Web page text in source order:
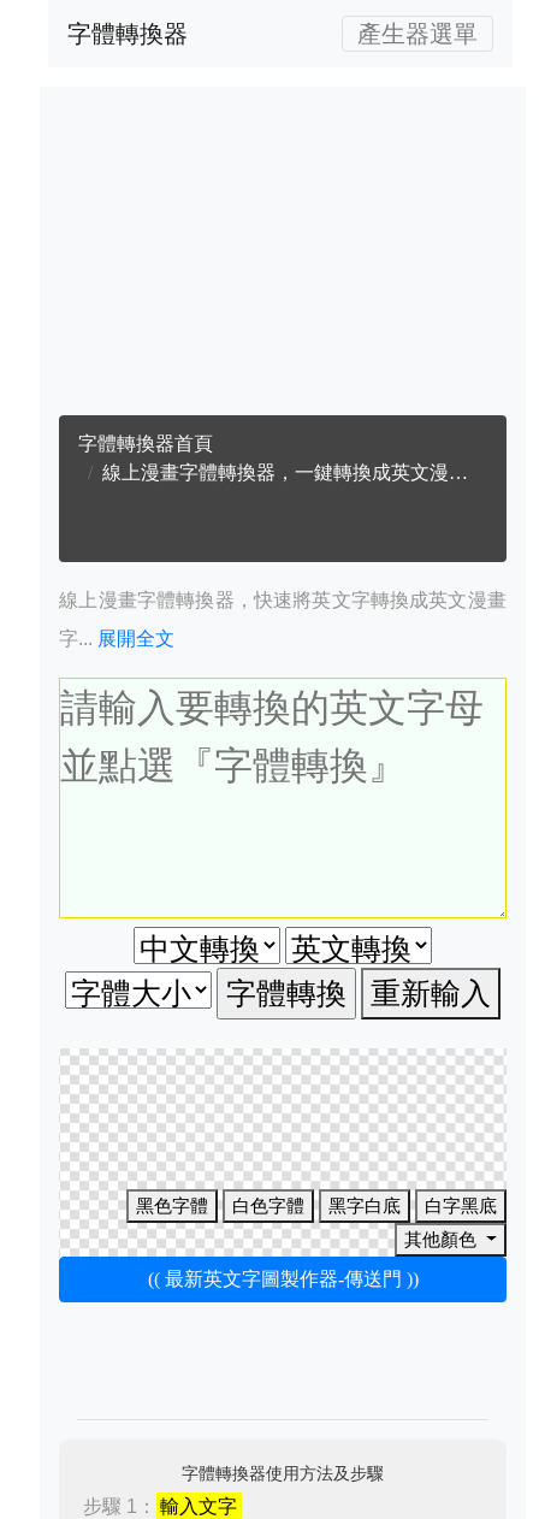
字體轉換器 產生器選單
字體轉換器首頁
線上漫畫字體轉換器，一鍵轉換成英文漫畫字體
線上漫畫字體轉換器，快速將英文字轉換成英文漫畫
字... 展開全文
重新輸入
黑色字體 白色字體 黑字白底
白字黑底
其他顏色
(( 最新英文字圖製作器-傳送門 ))
字體轉換器使用方法及步驟
步驟 1： 輸入文字